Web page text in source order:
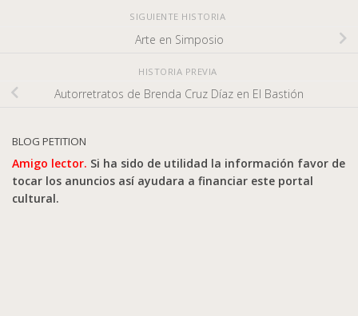
SIGUIENTE HISTORIA
Arte en Simposio
HISTORIA PREVIA
Autorretratos de Brenda Cruz Díaz en El Bastión
BLOG PETITION
Amigo lector. Si ha sido de utilidad la información favor de
tocar los anuncios así ayudara a financiar este portal
cultural.